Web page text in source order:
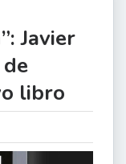
Javier
libro